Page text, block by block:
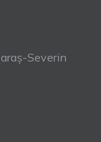
Severin